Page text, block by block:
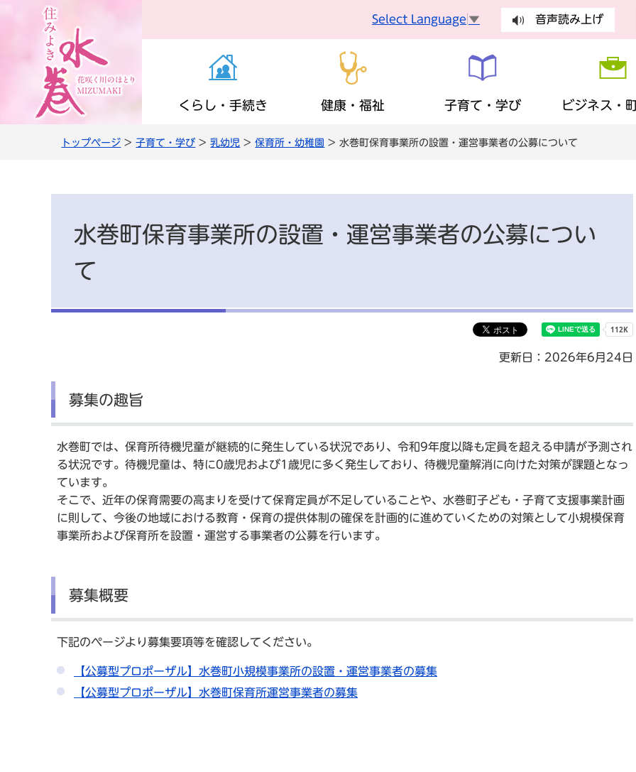
Select Language ▼ 音声読み上げ
くらし・手続き
上下水道 税金 保険・年金
地域活動
健康・福祉 子育て・学び ビジネス・
トップページ >子育て・学び >乳幼児 >保育所・幼稚園 > 水巻町保育事業所の設置・運営事業者の公募について
水巻町保育事業所の設置・運営事業者の公募につい
て
更新日：2026年6月24日
募集の趣旨
水巻町では、保育所待機児童が継続的に発生している状況であり、令和9年度以降も定員を超える申請が予測され
る状況です。待機児童は、特に0歳児および1歳児に多く発生しており、待機児童解消に向けた対策が課題となっ
ています。
そこで、近年の保育需要の高まりを受けて保育定員が不足していることや、水巻町子ども・子育て支援事業計画
に則して、今後の地域における教育・保育の提供体制の確保を計画的に進めていくための対策として小規模保育
事業所および保育所を設置・運営する事業者の公募を行います。
募集概要
下記のページより募集要項等を確認してください。
【公募型プロポーザル】水巻町小規模事業所の設置・運営事業者の募集
【公募型プロポーザル】水巻町保育所運営事業者の募集